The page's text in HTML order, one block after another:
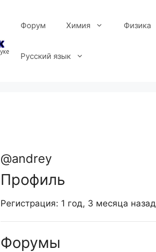
Форум Химия Физика
Русский язык
@andrey
Профиль
Регистрация: 1 год, 3 месяца назад
Форумы